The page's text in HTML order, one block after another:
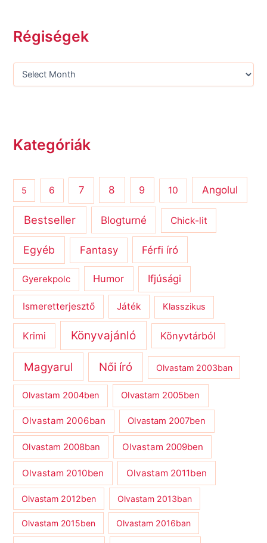
Régiségek
Kategóriák
5 6 7 8 9 10 Angolul
Bestseller Blogturné Chick-lit
Egyéb Fantasy Férfi író
Gyerekpolc Humor Ifjúsági
Ismeretterjesztő Játék Klasszikus
Krimi Könyvajánló Könyvtárból
Magyarul Női író Olvastam 2003ban
Olvastam 2004ben Olvastam 2005ben
Olvastam 2006ban Olvastam 2007ben
Olvastam 2008ban Olvastam 2009ben
Olvastam 2010ben Olvastam 2011ben
Olvastam 2012ben Olvastam 2013ban
Olvastam 2015ben Olvastam 2016ban